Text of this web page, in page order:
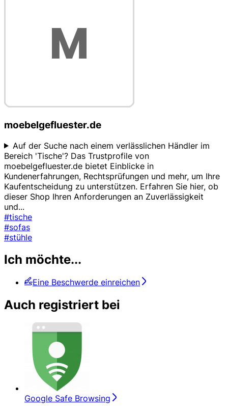
moebelgefluester.de
Auf der Suche nach einem verlässlichen Händler im
Bereich 'Tische'? Das Trustprofile von
moebelgefluester.de bietet Einblicke in
Kundenerfahrungen, Rechtsprüfungen und mehr, um Ihre
Kaufentscheidung zu unterstützen. Erfahren Sie hier, ob
dieser Shop Ihren Anforderungen an Zuverlässigkeit
und...
#tische
#sofas
#stühle
Ich möchte...
Eine Beschwerde einreichen
Auch registriert bei
Google Safe Browsing